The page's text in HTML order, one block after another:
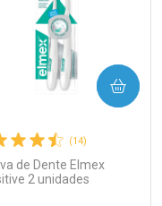
Desconto
(14)
de Dente Elmex
2 unidades
COMPRAR